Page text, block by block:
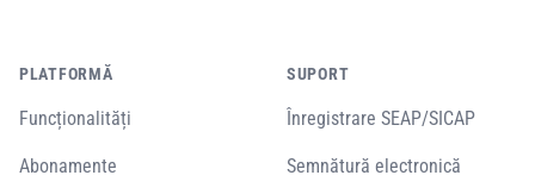
PLATFORMĂ
Funcționalități
Abonamente
SUPORT
Înregistrare SEAP/SICAP
Semnătură electronică